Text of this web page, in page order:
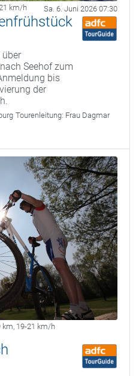
km/h Sa. 6. Juni 2026 07:30
über
Seehof zum
bis
der
Tourenleitung: Frau Dagmar
km, 19-21 km/h